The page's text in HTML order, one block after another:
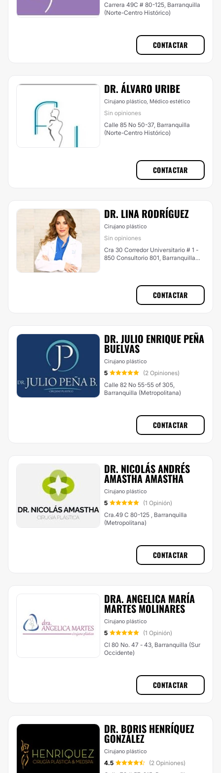
Carrera 49C # 80-125, Barranquilla
(Norte-Centro Histórico)
CONTACTAR
DR. ÁLVARO URIBE
Cirujano plástico, Médico estético
Sin opiniones
Calle 85 No 50-37, Barranquilla
(Norte-Centro Histórico)
CONTACTAR
DR. LINA RODRÍGUEZ
Cirujano plástico
Sin opiniones
Cra 30 Corredor Universitario # 1 -
850 Consultorio 801, Barranquilla
CONTACTAR
DR. JULIO ENRIQUE PEÑA
BUELVAS
Cirujano plástico
5
(2 Opiniones)
Calle 82 No 55-55 of 305,
Barranquilla (Metropolitana)
CONTACTAR
DR. NICOLÁS ANDRÉS
AMASTHA AMASTHA
Cirujano plástico
5
(1 Opinión)
Cra.49 C 80-125 , Barranquilla
(Metropolitana)
CONTACTAR
DRA. ANGELICA MARÍA
MARTES MOLINARES
Cirujano plástico
5
(1 Opinión)
Cl 80 No. 47 - 43, Barranquilla (Sur
Occidente)
CONTACTAR
DR. BORIS HENRÍQUEZ
GONZÁLEZ
Cirujano plástico
4.5
(2 Opiniones)